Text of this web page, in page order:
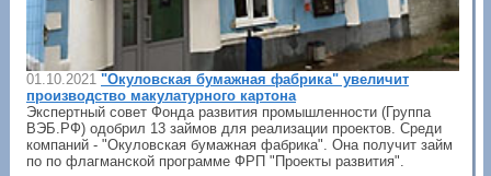
01.10.2021 "Окуловская бумажная фабрика" увеличит
производство макулатурного картона
Экспертный совет Фонда развития промышленности (Группа
ВЭБ.РФ) одобрил 13 займов для реализации проектов. Среди
компаний - "Окуловская бумажная фабрика". Она получит займ
по по флагманской программе ФРП "Проекты развития".